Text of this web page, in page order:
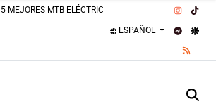
MEJORES MTB ELÉCTRICAS 2026 PLAJAS PERROS
ESPAÑOL
RSS